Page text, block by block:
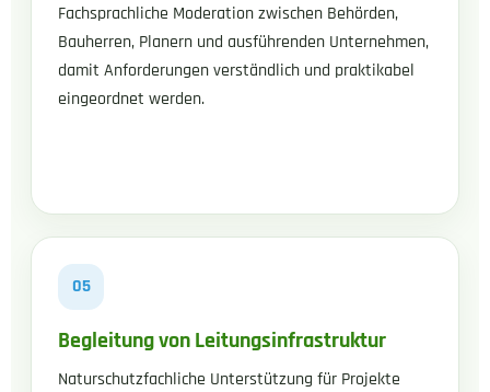
Fachsprachliche Moderation zwischen Behörden,
Bauherren, Planern und ausführenden Unternehmen,
damit Anforderungen verständlich und praktikabel
eingeordnet werden.
05
Begleitung von Leitungsinfrastruktur
Naturschutzfachliche Unterstützung für Projekte